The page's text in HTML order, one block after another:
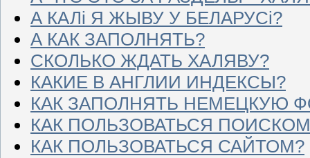
А КАЛi Я ЖЫВУ У БЕЛАРУСi?
А КАК ЗАПОЛНЯТЬ?
СКОЛЬКО ЖДАТЬ ХАЛЯВУ?
КАКИЕ В АНГЛИИ ИНДЕКСЫ?
КАК ЗАПОЛНЯТЬ НЕМЕЦКУЮ
КАК ПОЛЬЗОВАТЬСЯ
КАК ПОЛЬЗОВАТЬСЯ САЙТОМ?